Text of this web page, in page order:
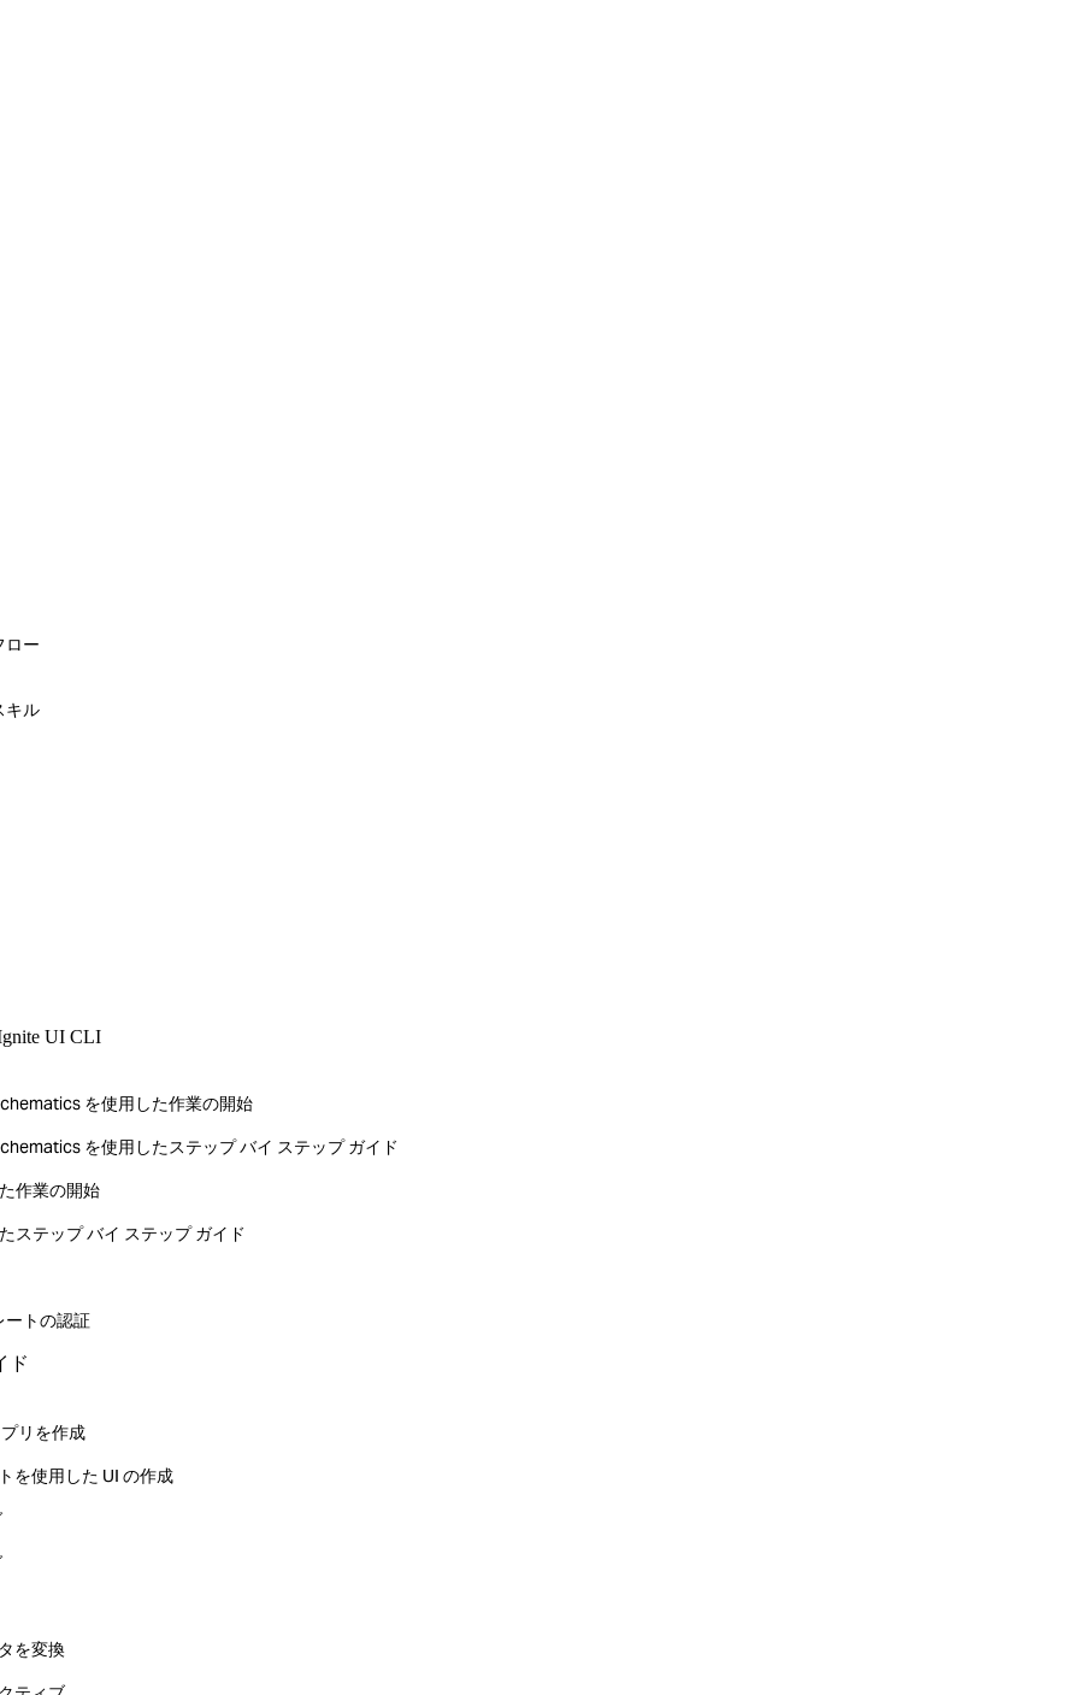
ロー
キル
UI CLI
を使用した作業の開始
を使用したステップ バイ ステップ ガイド
作業の開始
ステップ バイ ステップ ガイド
ートの認証
ド
リを作成
を使用した UI の作成
を変換